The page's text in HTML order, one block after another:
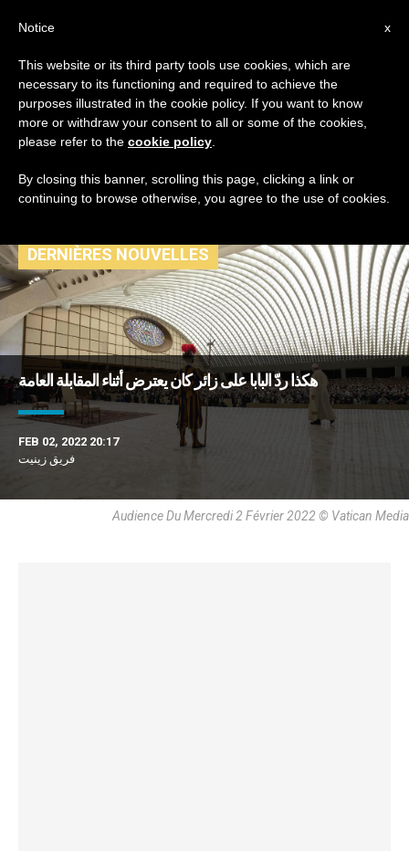
TAG
Posts Tagged
‘احتياجات’
DERNIÈRES NOUVELLES
هكذا ردّ البابا على زائر كان يعترض أثناء المقابلة العامة
FEB 02, 2022 20:17
فريق زينيت
Audience Du Mercredi 2 Février 2022 © Vatican Media
x
Notice
This website or its third party tools use cookies, which are
necessary to its functioning and required to achieve the
purposes illustrated in the cookie policy. If you want to know
more or withdraw your consent to all or some of the cookies,
please refer to the cookie policy
By closing this banner, scrolling this page, clicking a link or
continuing to browse otherwise, you agree to the use of cookies.